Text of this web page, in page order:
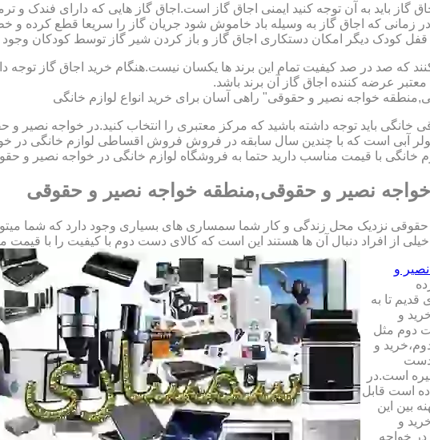
گاز باید به آن توجه کنید ایمنی اجاق گاز است.اجاق گاز هایی که دارای فندک
زمانی که اجاق گاز به وسیله باد خاموش شود جریان گاز را سریعا قطع کرده و
کودک دیگر امکان دستکاری اجاق گاز و باز کردن شیر گاز توسط کودکان وجود
که صد در صد کیفیت تمام این برند ها یکسان نیست.هنگام خرید اجاق گاز توجه
عرضه کننده اجاق گاز آن برند باشد.
خواجه نصیر و حقوقی" راهی آسان برای خرید انواع لوازم خانگی
خانگی باید توجه داشته باشید که مرکز معتبری را انتخاب کنید.در خواجه
و کولر آبی است که با چندین سال سابقه در فروش فروش اقساطی لوازم
خانگی با قیمت مناسب دارید حتما به فروشگاه لوازم خانگی در خواجه نصیر و
نصیر و حقوقی,منطقه خواجه نصیر و حقوقی
نزدیک محل زندگی و کار شما سمساری های بسیاری وجود دارد که شما
دنبال آن ها هستند این است که کالای دست دوم با کیفیت را با قیمت مناسب خریداری
و
تا به
و
دوم مثل
و
دست
است.در
است قابل
بین این
و
خواجه